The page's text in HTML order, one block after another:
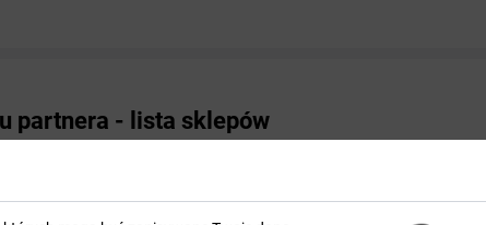
partnera - lista sklepów